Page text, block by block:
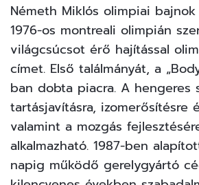
Németh Miklós olimpiai
1976-os montreali olimpián
világcsúcsot érő hajítással
címet. Első találmányát, a
ban dobta piacra. A hengeres
tartásjavításra, izomerősítésre
valamint a mozgás
alkalmazható. 1987-ben
napig működő gerelygyártó